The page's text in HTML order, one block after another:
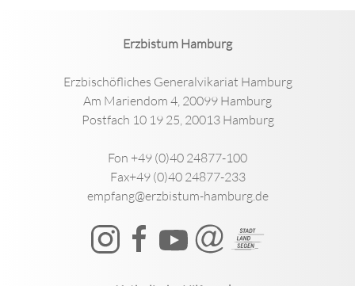
Erzbistum Hamburg
Erzbischöfliches Generalvikariat Hamburg
Am Mariendom 4, 20099 Hamburg
Postfach 10 19 25, 20013 Hamburg
Fon +49 (0)40 24877-100
Fax+49 (0)40 24877-233
empfang@erzbistum-hamburg.de